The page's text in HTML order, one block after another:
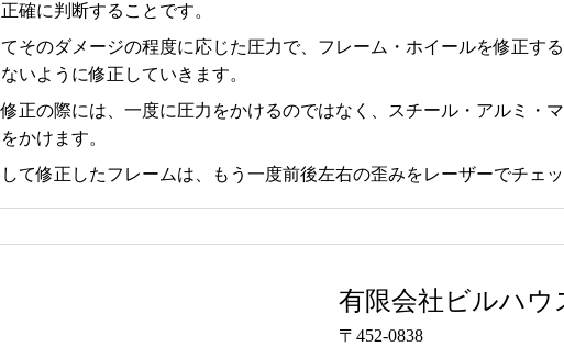
確に判断することです。
そのダメージの程度に応じた圧力で、フレーム・ホイールを修正す
いように修正していきます。
修正の際には、一度に圧力をかけるのではなく、スチール・アルミ・
かけます。
て修正したフレームは、もう一度前後左右の歪みをレーザーでチェッ
有限会社ビルハウ
〒452-0838